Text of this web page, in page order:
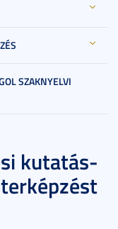
SZAKNYELVI
kutatás-